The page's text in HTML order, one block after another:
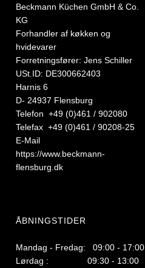
Beckmann Küchen GmbH & Co.
KG
Forhandler af køkken og
hvidevarer
Forretningsfører: Jens Schiller
USt.ID: DE300662403
Harnis 6
D- 24937 Flensburg
Telefon +49 (0)461 / 902080
Telefax +49 (0)461 / 90208-25
E-Mail
https://www.beckmann-
flensburg.dk
ÅBNINGSTIDER
Mandag - Fredag: 09:00 - 17:00
Lørdag : 09:30 - 13:00